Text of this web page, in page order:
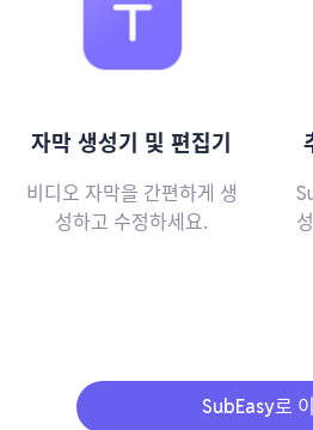
자막 생성기 및 편집기
비디오 자막을 간편하게 생
성하고 수정하세요.
SubEasy로